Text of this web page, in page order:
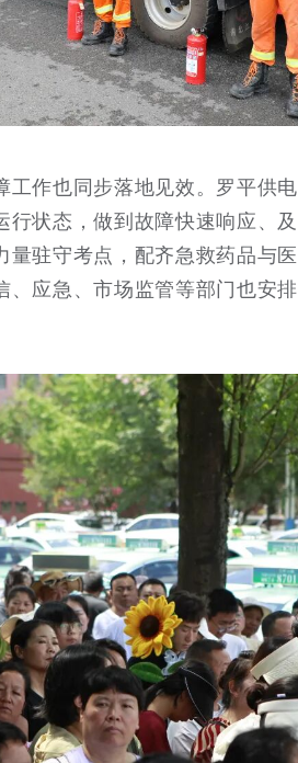
工作也同步落地见效。罗平供
行状态，做到故障快速响应、
量驻守考点，配齐急救药品与
、应急、市场监管等部门也安